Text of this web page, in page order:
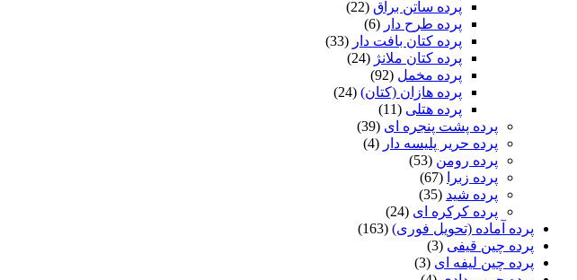
پرده ساتن براق (22)
پرده طرح دار (6)
پرده کتان بافت دار (33)
پرده کتان ملانژ (24)
پرده مخمل (92)
پرده هازان (کتان) (24)
پرده هتلی (11)
پرده پشت پنجره ای (39)
پرده حریر پلیسه دار (4)
پرده رومن (53)
پرده زبرا
(67)
پرده شید (35)
پرده کرکره ای (24)
پرده آماده (تحویل فوری) (163)
پرده چین قیفی (3)
پرده چین لیفه ای (3)